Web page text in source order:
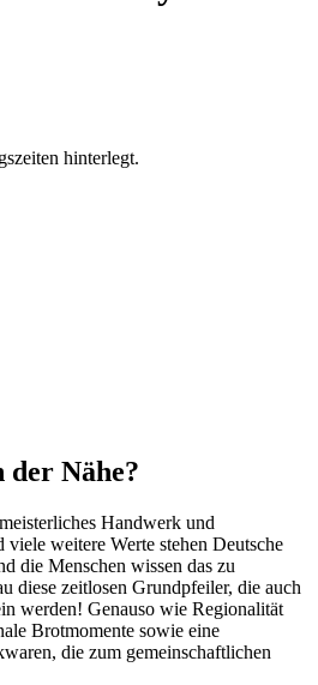
hinterlegt.
der Nähe?
Handwerk und
weitere Werte stehen Deutsche
die Menschen wissen das zu
diese zeitlosen Grundpfeiler, die auch
werden! Genauso wie Regionalität
Brotmomente sowie eine
die zum gemeinschaftlichen